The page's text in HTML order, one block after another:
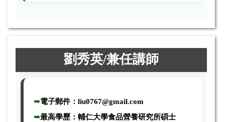
劉秀英/兼任講師
➥電子郵件： liu0767@gmail.com
➥最高學歷：輔仁大學食品營養研究所碩士